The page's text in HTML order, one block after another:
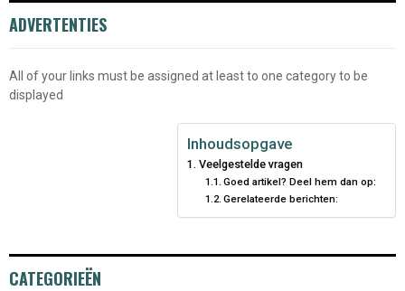
ADVERTENTIES
All of your links must be assigned at least to one category to be
displayed
Inhoudsopgave
Veelgestelde vragen
Goed artikel? Deel hem dan op:
Gerelateerde berichten:
CATEGORIEËN